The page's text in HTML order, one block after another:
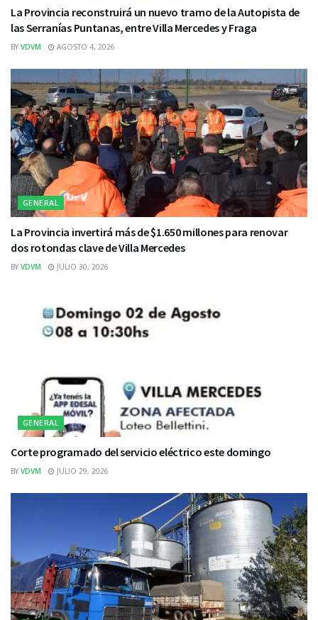
La Provincia reconstruirá un nuevo tramo de la Autopista de
las Serranías Puntanas, entre Villa Mercedes y Fraga
BY VDVM AGOSTO 4, 2026
GENERAL
La Provincia invertirá más de $1.650 millones para renovar
dos rotondas clave de Villa Mercedes
BY VDVM JULIO 30, 2026
GENERAL
Corte programado del servicio eléctrico este domingo
BY VDVM JULIO 29, 2026